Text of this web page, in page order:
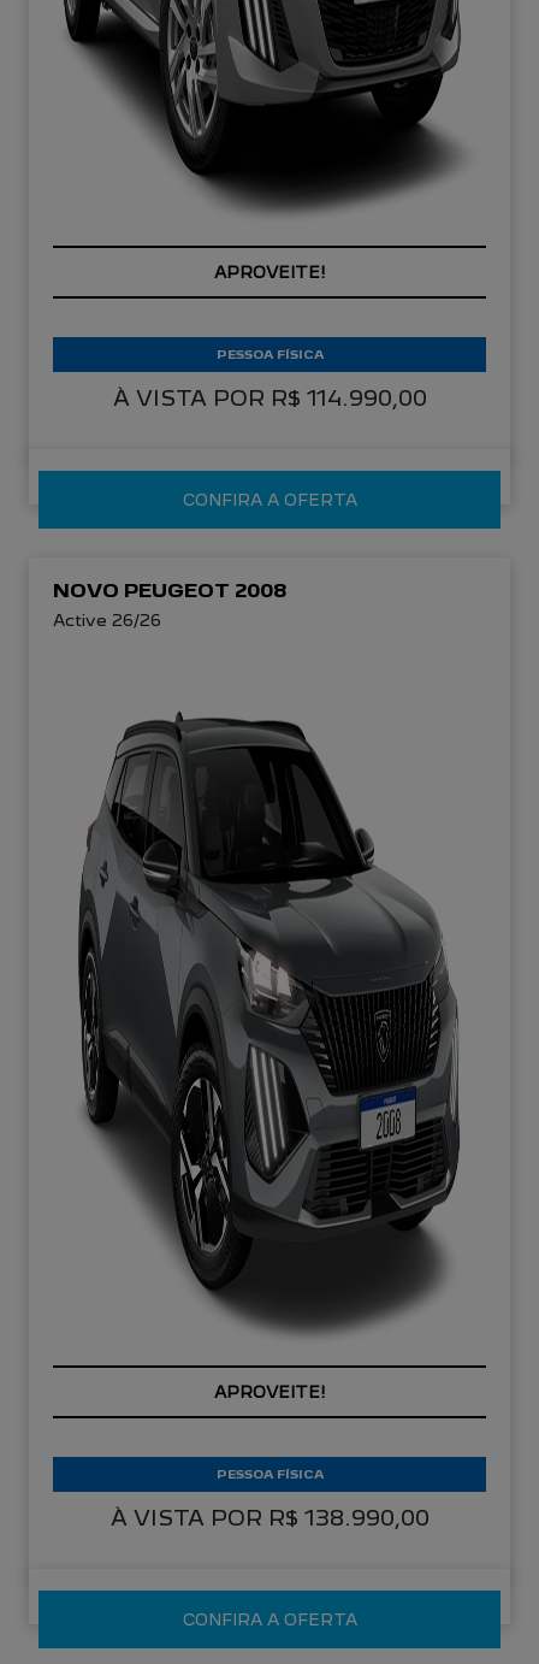
APROVEITE!
À VISTA POR R$ 114.990,00
PESSOA FÍSICA
CONFIRA A OFERTA
NOVO PEUGEOT 2008
Active 26/26
APROVEITE!
À VISTA POR R$ 138.990,00
PESSOA FÍSICA
CONFIRA A OFERTA